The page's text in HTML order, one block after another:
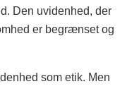
Den uvidenhed, der
er begrænset og
som etik. Men